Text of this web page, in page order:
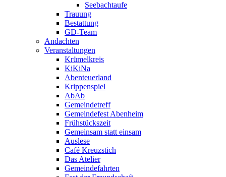
Seebachtaufe
Trauung
Bestattung
GD-Team
Andachten
Veranstaltungen
Krümelkreis
KiKiNa
Abenteuerland
Krippenspiel
AbAb
Gemeindetreff
Gemeindefest Abenheim
Frühstückszeit
Gemeinsam statt einsam
Auslese
Café Kreuzstich
Das Atelier
Gemeindefahrten